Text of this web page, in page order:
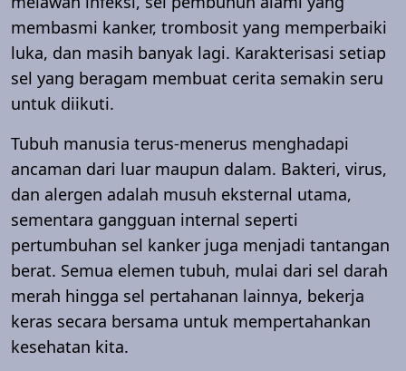
membasmi kanker, trombosit yang memperbaiki
luka, dan masih banyak lagi. Karakterisasi setiap
sel yang beragam membuat cerita semakin seru
untuk diikuti.
Tubuh manusia terus-menerus menghadapi
ancaman dari luar maupun dalam. Bakteri, virus,
dan alergen adalah musuh eksternal utama,
sementara gangguan internal seperti
pertumbuhan sel kanker juga menjadi tantangan
berat. Semua elemen tubuh, mulai dari sel darah
merah hingga sel pertahanan lainnya, bekerja
keras secara bersama untuk mempertahankan
kesehatan kita.